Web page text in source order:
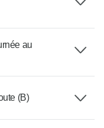
au
(B)